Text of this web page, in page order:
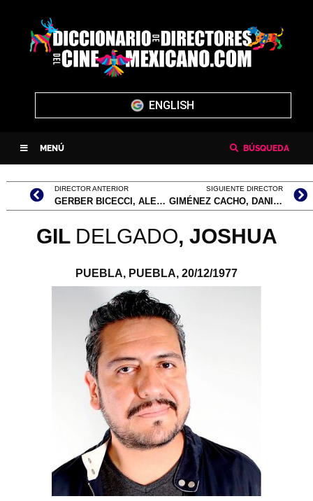
ENGLISH
MENÚ BÚSQUEDA
DIRECTOR ANTERIOR
GERBER BICECCI, ALEJANDRO
SIGUIENTE DIRECTOR
GIMÉNEZ CACHO, DANIEL
GIL DELGADO, JOSHUA
PUEBLA, PUEBLA, 20/12/1977